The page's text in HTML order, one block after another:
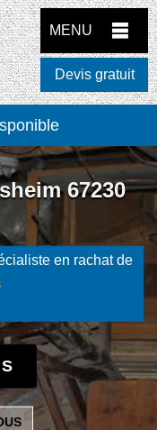
MENU
Devis gratuit
67230
en rachat de